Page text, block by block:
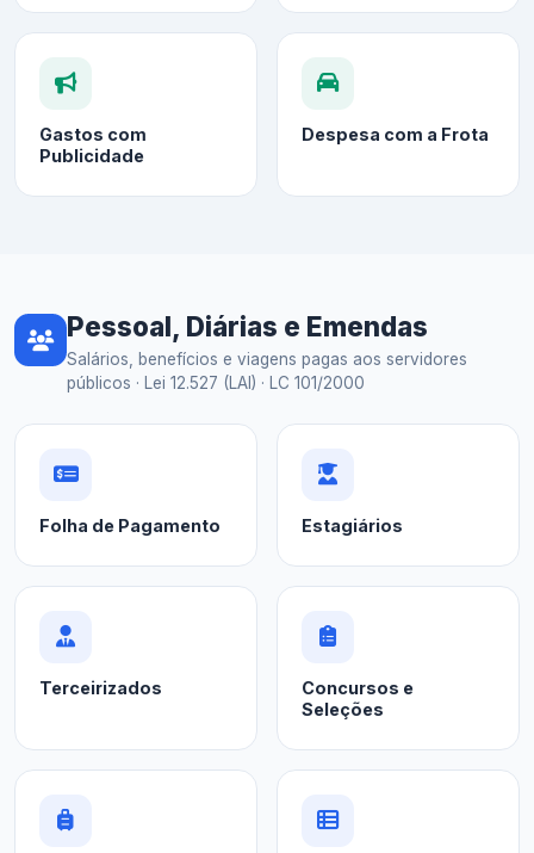
Gastos com
Publicidade
Despesa com a Frota
Pessoal, Diárias e Emendas
Salários, benefícios e viagens pagas aos servidores
públicos · Lei 12.527 (LAI) · LC 101/2000
Folha de Pagamento Estagiários
Terceirizados
Concursos e
Seleções